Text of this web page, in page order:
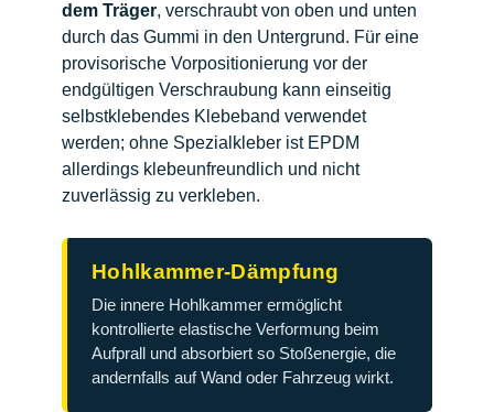
dem Träger, verschraubt von oben und unten
durch das Gummi in den Untergrund. Für eine
provisorische Vorpositionierung vor der
endgültigen Verschraubung kann einseitig
selbstklebendes Klebeband verwendet
werden; ohne Spezialkleber ist EPDM
allerdings klebeunfreundlich und nicht
zuverlässig zu verkleben.
Hohlkammer-Dämpfung
Die innere Hohlkammer ermöglicht
kontrollierte elastische Verformung beim
Aufprall und absorbiert so Stoßenergie, die
andernfalls auf Wand oder Fahrzeug wirkt.